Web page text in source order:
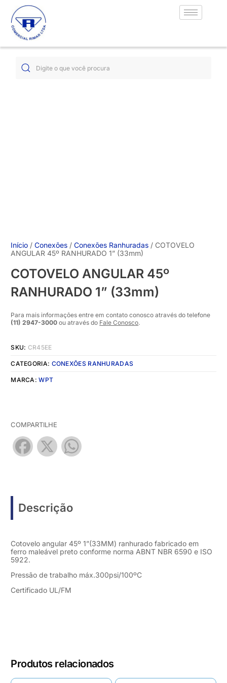
Início /Conexões /Conexões Ranhuradas / COTOVELO
ANGULAR 45º RANHURADO 1” (33mm)
COTOVELO ANGULAR 45º
RANHURADO 1” (33mm)
Para mais informações entre em contato conosco através do telefone
(11) 2947-3000 ou através do Fale Conosco.
SKU: CR45EE
CATEGORIA: CONEXÕES RANHURADAS
MARCA:WPT
COMPARTILHE
Facebook
X
Descrição
Cotovelo angular 45º 1”(33MM) ranhurado fabricado em
ferro maleável preto conforme norma ABNT NBR 6590 e ISO
5922.
Pressão de trabalho máx.300psi/100ºC
Certificado UL/FM
Produtos relacionados